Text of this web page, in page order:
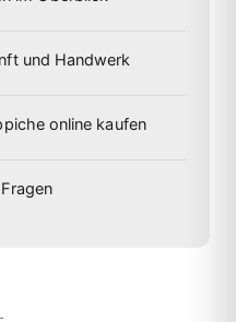
und Handwerk
online kaufen